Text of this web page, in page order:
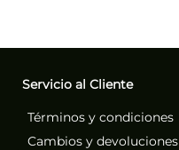
Servicio al Cliente
Términos y condiciones
Cambios y devoluciones